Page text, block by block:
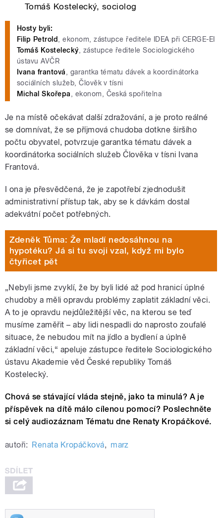
Tomáš Kostelecký, sociolog
Hosty byli:
Filip Petrold , ekonom, zástupce ředitele IDEA při CERGE-EI
Tomáš Kostelecký , zástupce ředitele Sociologického
ústavu AVČR
Ivana frantová
, garantka tématu dávek a koordinátorka
sociálních služeb, Člověk v tísni
Michal Skořepa
, ekonom, Česká spořitelna
Je na místě očekávat další zdražování, a je proto reálné
se domnívat, že se příjmová chudoba dotkne širšího
počtu obyvatel, potvrzuje garantka tématu dávek a
koordinátorka sociálních služeb Člověka v tísni Ivana
Frantová.
I ona je přesvědčená, že je zapotřebí zjednodušit
administrativní přístup tak, aby se k dávkám dostal
adekvátní počet potřebných.
Zdeněk Tůma: Že mladí nedosáhnou na
hypotéku? Já si tu svoji vzal, když mi bylo
čtyřicet pět
„Nebyli jsme zvyklí, že by byli lidé až pod hranicí úplné
chudoby a měli opravdu problémy zaplatit základní věci.
A to je opravdu nejdůležitější věc, na kterou se teď
musíme zaměřit– aby lidi nespadli do naprosto zoufalé
situace, že nebudou mít na jídlo a bydlení a úplně
základní věci,“ apeluje zástupce ředitele Sociologického
ústavu Akademie věd České republiky Tomáš
Kostelecký.
Chová se stávající vláda stejně, jako ta minulá? A je
příspěvek na dítě málo cílenou pomocí? Poslechněte
si celý audiozáznam Tématu dne Renaty Kropáčkové.
autoři: Renata Kropáčková, marz